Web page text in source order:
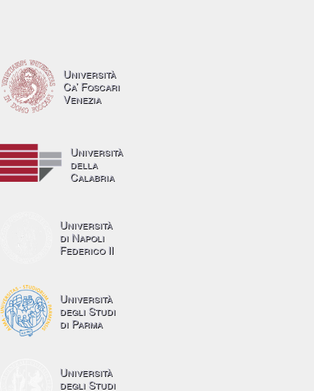
Università
Ca’ Foscari
Venezia
Università
della
Calabria
Università
di Napoli
Federico II
Università
degli Studi
di Parma
Università
degli Studi